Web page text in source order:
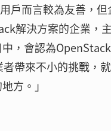
戶而言較為友善，
解決方案的企業，
，會認為
帶來不小的挑戰，
方。」